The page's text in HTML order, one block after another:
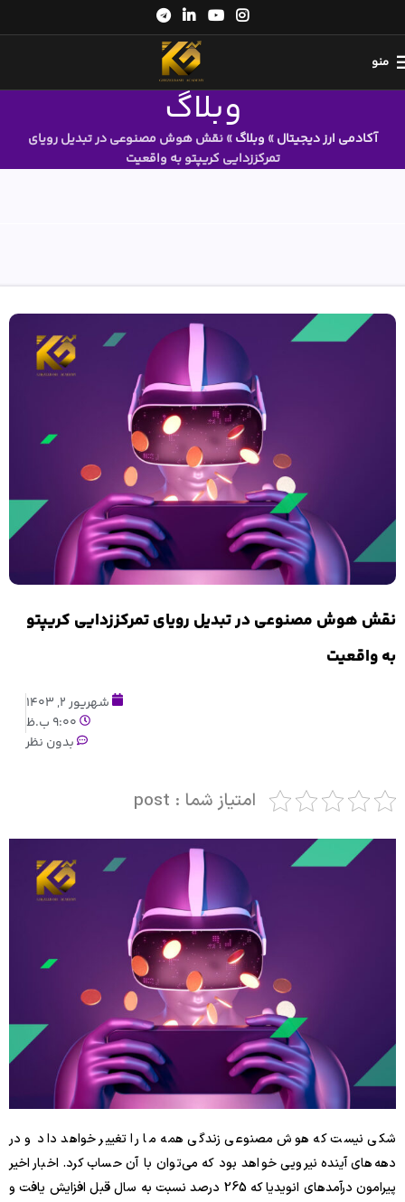
منو
وبلاگ
آکادمی ارز دیجیتال» وبلاگ»نقش هوش مصنوعی در تبدیل رویای
تمرکززدایی کریپتو به واقعیت
نقش هوش مصنوعی در تبدیل رویای تمرکززدایی کریپتو
به واقعیت
شهریور 2, 1403
9:00 ب.ظ
بدون نظر
امتیاز شما : post
شکی نیست که هوش مصنوعی زندگی همه ما را تغییر خواهد داد و در
دهه‌های آینده نیرویی خواهد بود که می‌توان با آن حساب کرد. اخبار اخیر
پیرامون درآمدهای انویدیا که 265 درصد نسبت به سال قبل افزایش یافت و